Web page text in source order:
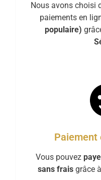
Nous avons choisi
paiements en
populaire)
Paiement
Vous pouvez
sans frais grâce